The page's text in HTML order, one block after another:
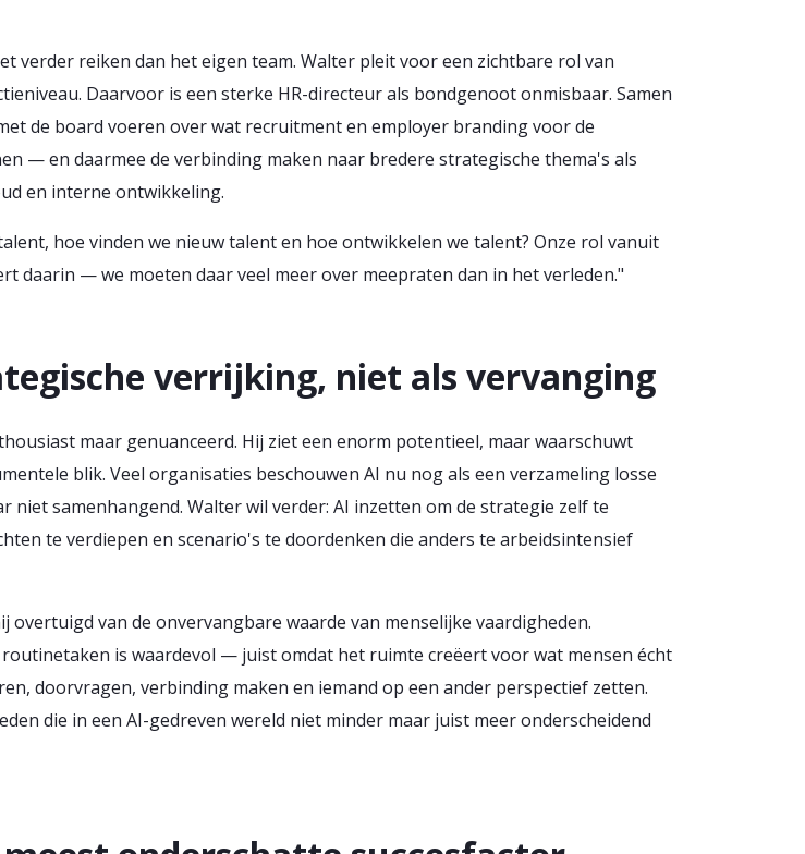
verder reiken dan het eigen team. Walter pleit voor een zichtbare rol van
Daarvoor is een sterke HR-directeur als bondgenoot onmisbaar. Samen
de board voeren over wat recruitment en employer branding voor de
— en daarmee de verbinding maken naar bredere strategische thema's als
en interne ontwikkeling.
hoe vinden we nieuw talent en hoe ontwikkelen we talent? Onze rol vanuit
daarin — we moeten daar veel meer over meepraten dan in het verleden."
verrijking, niet als vervanging
maar genuanceerd. Hij ziet een enorm potentieel, maar waarschuwt
blik. Veel organisaties beschouwen AI nu nog als een verzameling losse
niet samenhangend. Walter wil verder: AI inzetten om de strategie zelf te
te verdiepen en scenario's te doordenken die anders te arbeidsintensief
overtuigd van de onvervangbare waarde van menselijke vaardigheden.
is waardevol — juist omdat het ruimte creëert voor wat mensen écht
doorvragen, verbinding maken en iemand op een ander perspectief zetten.
die in een AI-gedreven wereld niet minder maar juist meer onderscheidend